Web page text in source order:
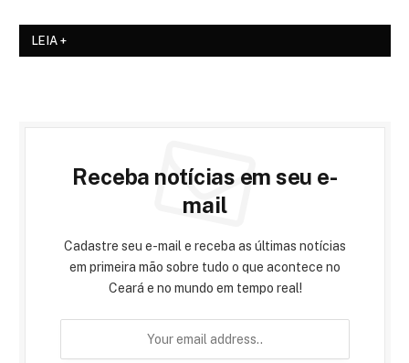
LEIA +
Receba notícias em seu e-
mail
Cadastre seu e-mail e receba as últimas notícias
em primeira mão sobre tudo o que acontece no
Ceará e no mundo em tempo real!